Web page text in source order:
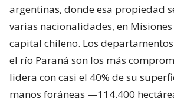
argentinas, donde esa propiedad
varias nacionalidades, en
capital chileno. Los
el río Paraná son los más
lidera con casi el 40% de su
manos foráneas —114.400